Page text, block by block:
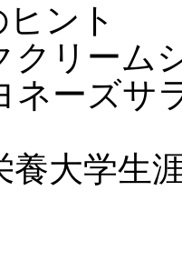
ント
リーム
ネーズサ
養大学